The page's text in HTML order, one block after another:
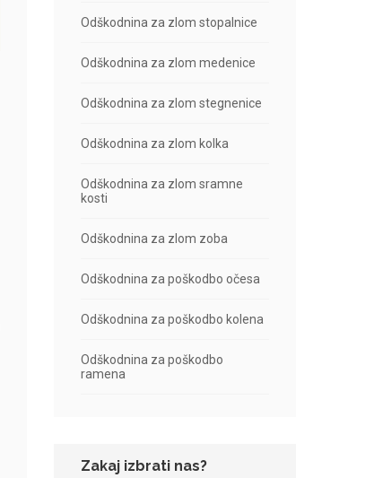
Odškodnina za zlom stopalnice
Odškodnina za zlom medenice
Odškodnina za zlom stegnenice
Odškodnina za zlom kolka
Odškodnina za zlom sramne
kosti
Odškodnina za zlom zoba
Odškodnina za poškodbo očesa
Odškodnina za poškodbo kolena
Odškodnina za poškodbo
ramena
Zakaj izbrati nas?